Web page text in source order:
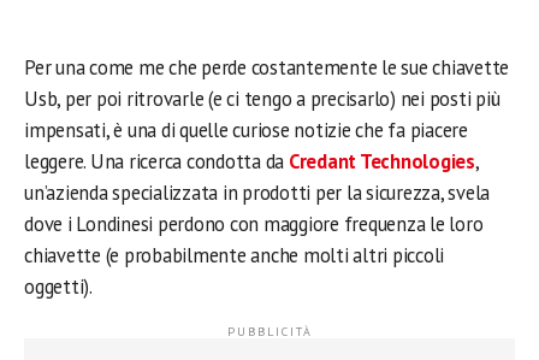
Per una come me che perde costantemente le sue chiavette
Usb, per poi ritrovarle (e ci tengo a precisarlo) nei posti più
impensati, è una di quelle curiose notizie che fa piacere
leggere. Una ricerca condotta da Credant Technologies,
un’azienda specializzata in prodotti per la sicurezza, svela
dove i Londinesi perdono con maggiore frequenza le loro
chiavette (e probabilmente anche molti altri piccoli
oggetti).